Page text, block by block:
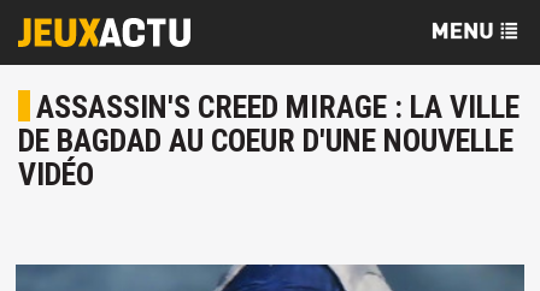
ASSASSIN'S CREED MIRAGE : LA VILLE
DE BAGDAD AU COEUR D'UNE NOUVELLE
VIDÉO